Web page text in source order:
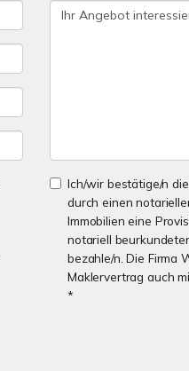
Ich/wir bestätige/n
durch einen
Immobilien eine
notariell
bezahle/n. Die Firma
Maklervertrag auch
*